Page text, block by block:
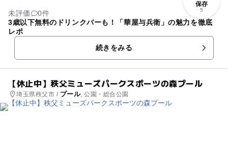
保存
5
未評価
0件
3歳以下無料のドリンクバーも！「華屋与兵衛」の魅力を徹底
レポ
続きをみる
【休止中】秩父ミューズパークスポーツの森プール
埼玉県秩父市 / プール, 公園・総合公園